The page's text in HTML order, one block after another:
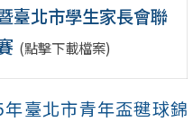
臺北市學生家長會聯
(點擊下載檔案)
年臺北市青年盃毽球錦